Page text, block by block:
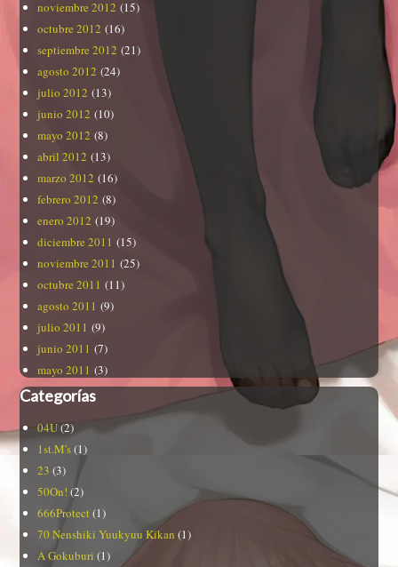
noviembre 2012 (15)
octubre 2012 (16)
septiembre 2012 (21)
agosto 2012 (24)
julio 2012 (13)
junio 2012 (10)
mayo 2012 (8)
abril 2012 (13)
marzo 2012 (16)
febrero 2012 (8)
enero 2012 (19)
diciembre 2011 (15)
noviembre 2011 (25)
octubre 2011 (11)
agosto 2011 (9)
julio 2011 (9)
junio 2011 (7)
mayo 2011 (3)
Categorías
04U(2)
1st.M's(1)
23 (3)
50On! (2)
666Protect (1)
70 Nenshiki Yuukyuu Kikan (1)
A Gokuburi (1)